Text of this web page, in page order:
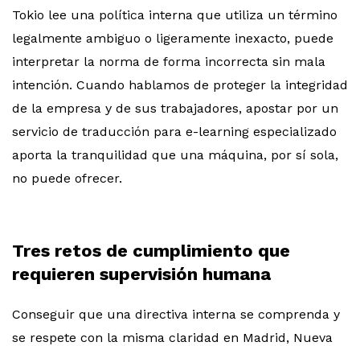
Tokio lee una política interna que utiliza un término
legalmente ambiguo o ligeramente inexacto, puede
interpretar la norma de forma incorrecta sin mala
intención. Cuando hablamos de proteger la integridad
de la empresa y de sus trabajadores, apostar por un
servicio de traducción para e-learning especializado
aporta la tranquilidad que una máquina, por sí sola,
no puede ofrecer.
Tres retos de cumplimiento que
requieren supervisión humana
Conseguir que una directiva interna se comprenda y
se respete con la misma claridad en Madrid, Nueva